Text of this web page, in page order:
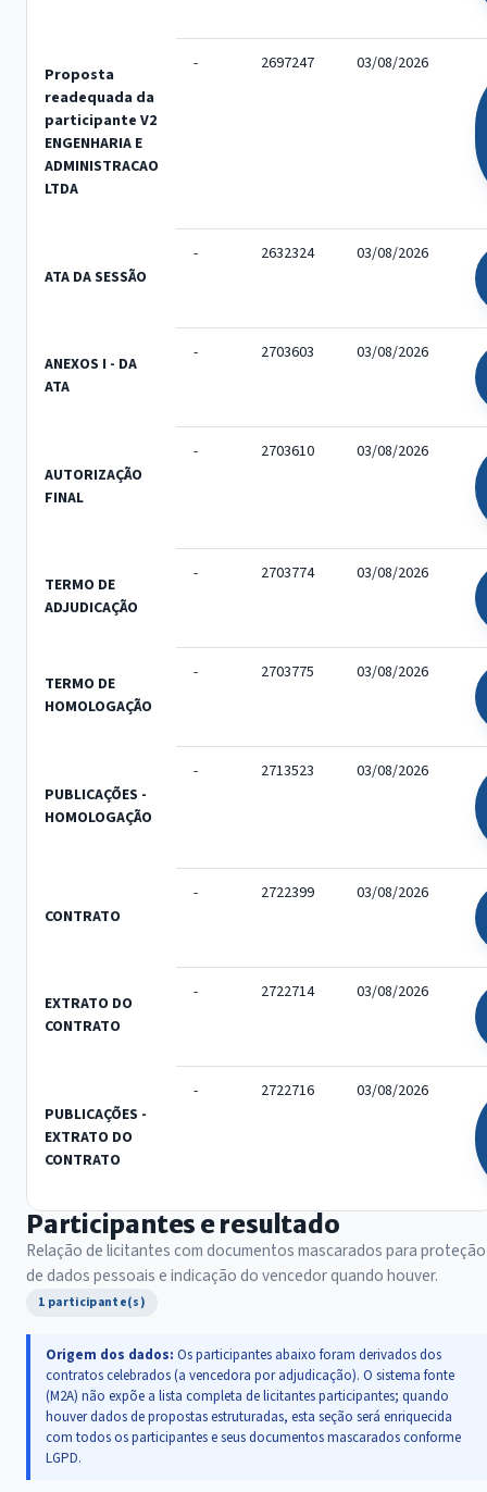
Proposta
readequada da
participante V2
ENGENHARIA E
ADMINISTRACAO
LTDA
- 2697247 03/08/2026
ATA DA SESSÃO
- 2632324 03/08/2026
ANEXOS I - DA
ATA
- 2703603 03/08/2026
AUTORIZAÇÃO
FINAL
- 2703610 03/08/2026
TERMO DE
ADJUDICAÇÃO
- 2703774 03/08/2026
TERMO DE
HOMOLOGAÇÃO
- 2703775 03/08/2026
PUBLICAÇÕES -
HOMOLOGAÇÃO
- 2713523 03/08/2026
CONTRATO
- 2722399 03/08/2026
EXTRATO DO
CONTRATO
- 2722714 03/08/2026
PUBLICAÇÕES -
EXTRATO DO
CONTRATO
- 2722716 03/08/2026
Participantes e resultado
Relação de licitantes com documentos mascarados para proteção
de dados pessoais e indicação do vencedor quando houver.
1 participante(s)
Origem dos dados: Os participantes abaixo foram derivados dos
contratos celebrados (a vencedora por adjudicação). O sistema fonte
(M2A) não expõe a lista completa de licitantes participantes; quando
houver dados de propostas estruturadas, esta seção será enriquecida
com todos os participantes e seus documentos mascarados conforme
LGPD.